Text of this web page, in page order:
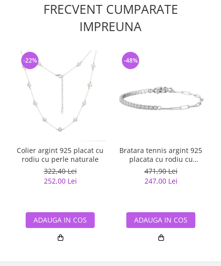
FRECVENT CUMPARATE
IMPREUNA
Colier argint 925 placat cu
rodiu cu perle naturale
322,40 Lei
252,00 Lei
-22%
ADAUGA IN COS
Bratara tennis argint 925
placata cu rodiu cu
zirconiu, 18 cm, 3 mm
471,90 Lei
247,00 Lei
-48%
ADAUGA IN COS